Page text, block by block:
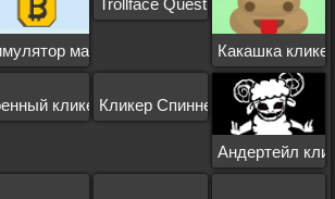
майнинга биткоиновКакашка
ТВ ШоукликерКликер Спиннера
Андертейл